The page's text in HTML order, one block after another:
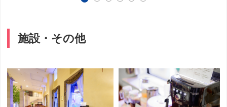
施設・その他